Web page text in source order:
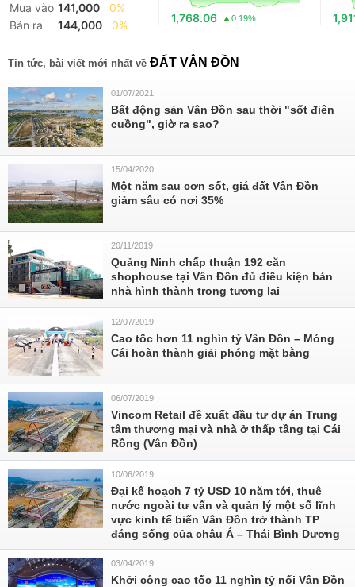
Mua vào 141,000
0%
Bán ra
144,000 0%
1,768.06 0.19%
Tin tức, bài viết mới nhất về ĐẤT VÂN ĐỒN
01/07/2021
Bất động sản Vân Đồn sau thời "sốt điên
cuồng", giờ ra sao?
15/04/2020
Một năm sau cơn sốt, giá đất Vân Đồn
giảm sâu có nơi 35%
20/11/2019
Quảng Ninh chấp thuận 192 căn
shophouse tại Vân Đồn đủ điều kiện bán
nhà hình thành trong tương lai
12/07/2019
Cao tốc hơn 11 nghìn tỷ Vân Đồn – Móng
Cái hoàn thành giải phóng mặt bằng
06/07/2019
Vincom Retail đề xuất đầu tư dự án Trung
tâm thương mại và nhà ở thấp tầng tại Cái
Rồng (Vân Đồn)
10/06/2019
Đại kế hoạch 7 tỷ USD 10 năm tới, thuê
nước ngoài tư vấn và quản lý một số lĩnh
vực kinh tế biến Vân Đồn trở thành TP
đáng sống của châu Á – Thái Bình Dương
03/04/2019
Khởi công cao tốc 11 nghìn tỷ nối Vân Đồn